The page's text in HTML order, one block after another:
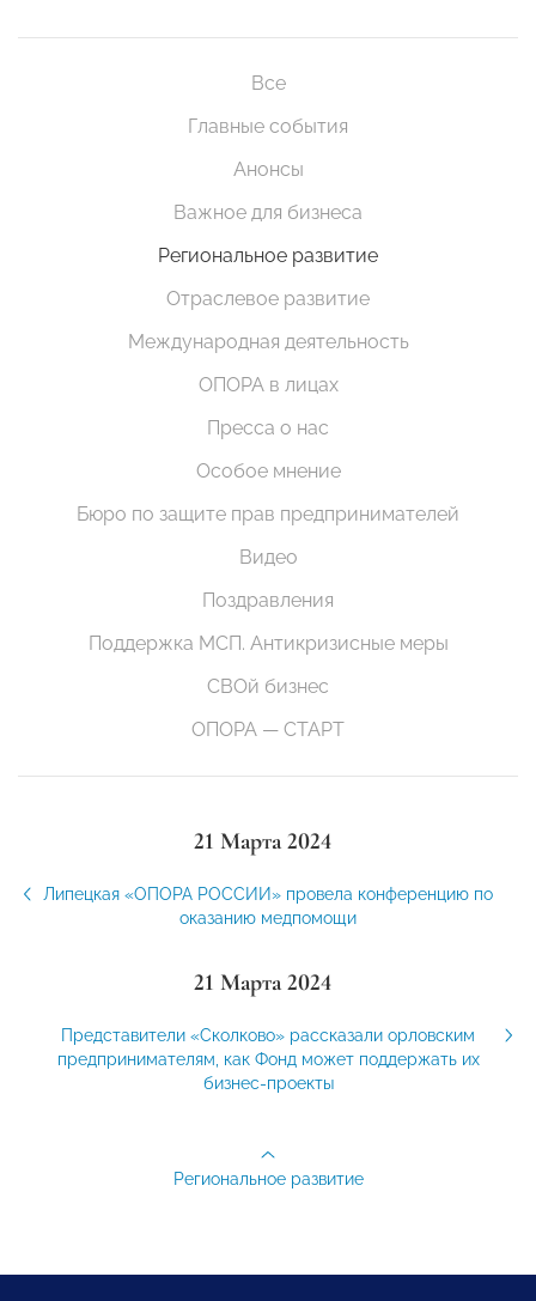
Все
Главные события
Анонсы
Важное для бизнеса
Региональное развитие
Отраслевое развитие
Международная деятельность
ОПОРА в лицах
Пресса о нас
Особое мнение
Бюро по защите прав предпринимателей
Видео
Поздравления
Поддержка МСП. Антикризисные меры
СВОй бизнес
ОПОРА — СТАРТ
21 Марта 2024
Липецкая «ОПОРА РОССИИ» провела конференцию по
оказанию медпомощи
21 Марта 2024
Представители «Сколково» рассказали орловским
предпринимателям, как Фонд может поддержать их
бизнес-проекты
Региональное развитие